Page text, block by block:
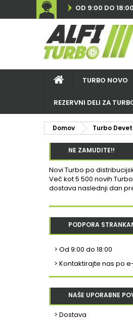
OD 9:00 DO 18:00
TURBO NOVO
REZERVNI DELI ZA
Domov Turbo Devet
NE ZAMUDITE!!
Novi Turbo po
Več kot 5 500 novih
dostava naslednji dan
PODPORA
> Od 9:00 do 18:00
> Kontaktirajte nas po
NAŠE UPORABNE
> Dostava